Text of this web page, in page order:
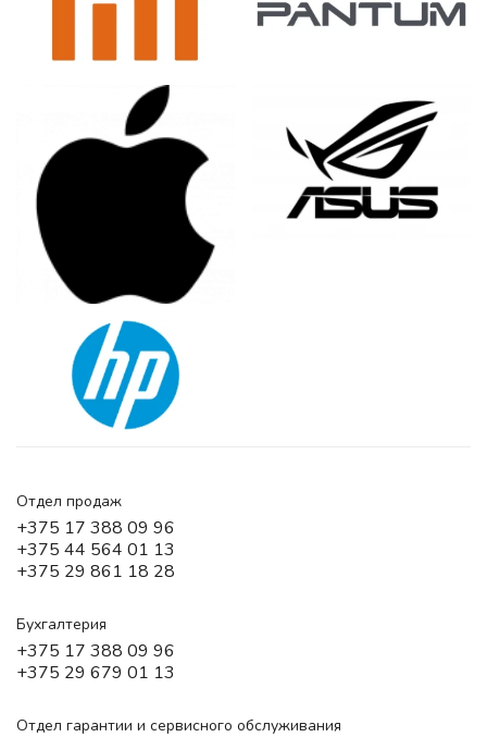
Отдел продаж
+375 17 388 09 96
+375 44 564 01 13
+375 29 861 18 28
Бухгалтерия
+375 17 388 09 96
+375 29 679 01 13
Отдел гарантии и сервисного обслуживания